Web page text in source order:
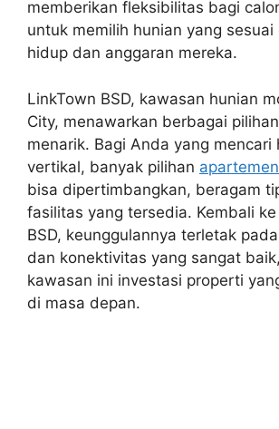
memberikan fleksibilitas bagi
untuk memilih hunian yang sesuai
hidup dan anggaran mereka.
LinkTown BSD, kawasan hunian
City, menawarkan berbagai
menarik. Bagi Anda yang mencari
vertikal, banyak pilihan
bisa dipertimbangkan, beragam
fasilitas yang tersedia. Kembali ke
BSD, keunggulannya terletak
dan konektivitas yang sangat
kawasan ini investasi properti
di masa depan.